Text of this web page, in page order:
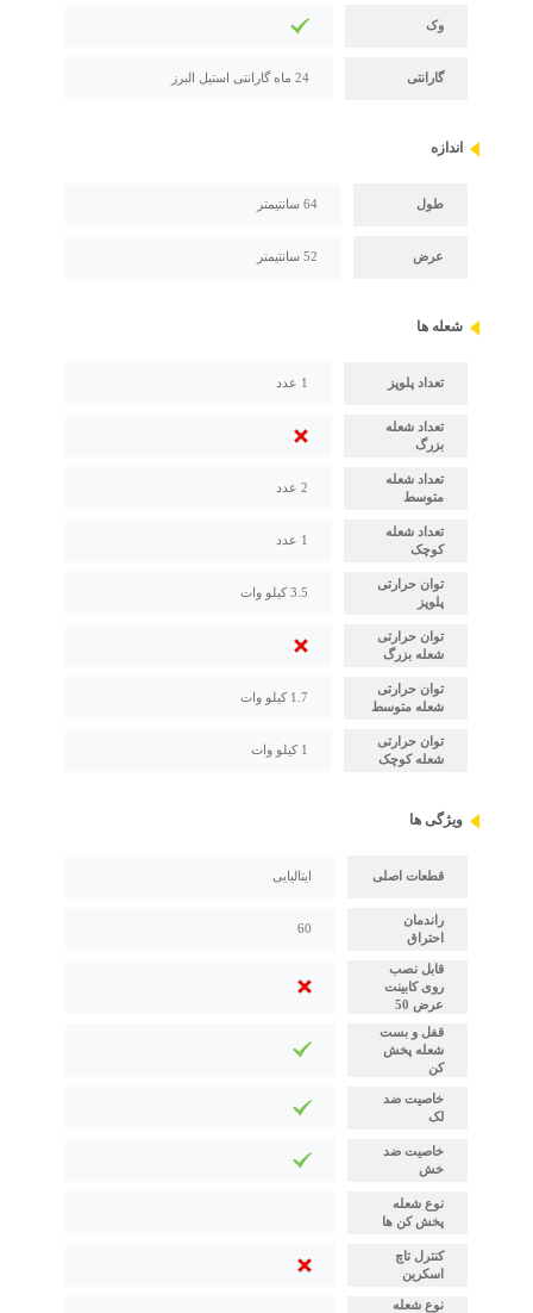
وک
گارانتی 24 ماه گارانتی استیل البرز
اندازه
طول 64 سانتیمتر
عرض 52 سانتیمتر
شعله ها
تعداد پلوپز 1 عدد
تعداد شعله
بزرگ
تعداد شعله
متوسط
2 عدد
تعداد شعله
کوچک
1 عدد
توان حرارتی
پلوپز
3.5 کیلو وات
توان حرارتی
شعله بزرگ
توان حرارتی
شعله متوسط
1.7 کیلو وات
توان حرارتی
شعله کوچک
1 کیلو وات
ویژگی ها
قطعات اصلی ایتالیایی
راندمان
احتراق
60
قابل نصب
روی کابینت
عرض 50
قفل و بست
شعله پخش
کن
خاصیت ضد
لک
خاصیت ضد
خش
نوع شعله
پخش کن ها
کنترل تاچ
اسکرین
نوع شعله